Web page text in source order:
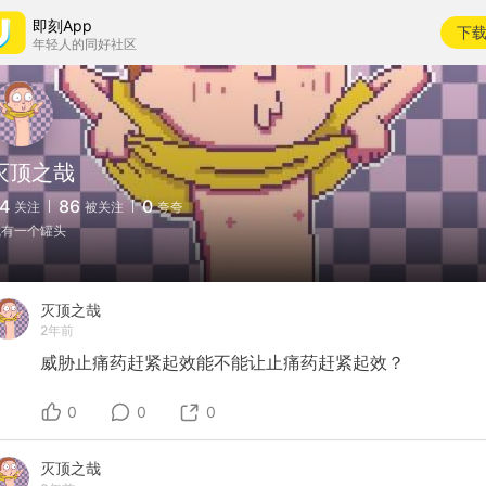
即刻App
年轻人的同好社区
下载
顶之哉
关注 86 被关注 0 夸夸
一个罐头
灭顶之哉
2年前
威胁止痛药赶紧起效能不能让止痛药赶紧起效？
0 0 0
灭顶之哉